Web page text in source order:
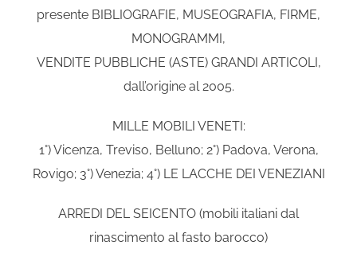
presente BIBLIOGRAFIE, MUSEOGRAFIA, FIRME,
MONOGRAMMI,
VENDITE PUBBLICHE (ASTE) GRANDI ARTICOLI,
dall’origine al 2005.
MILLE MOBILI VENETI:
1°) Vicenza, Treviso, Belluno; 2°) Padova, Verona,
Rovigo; 3°) Venezia; 4°) LE LACCHE DEI VENEZIANI
ARREDI DEL SEICENTO (mobili italiani dal
rinascimento al fasto barocco)